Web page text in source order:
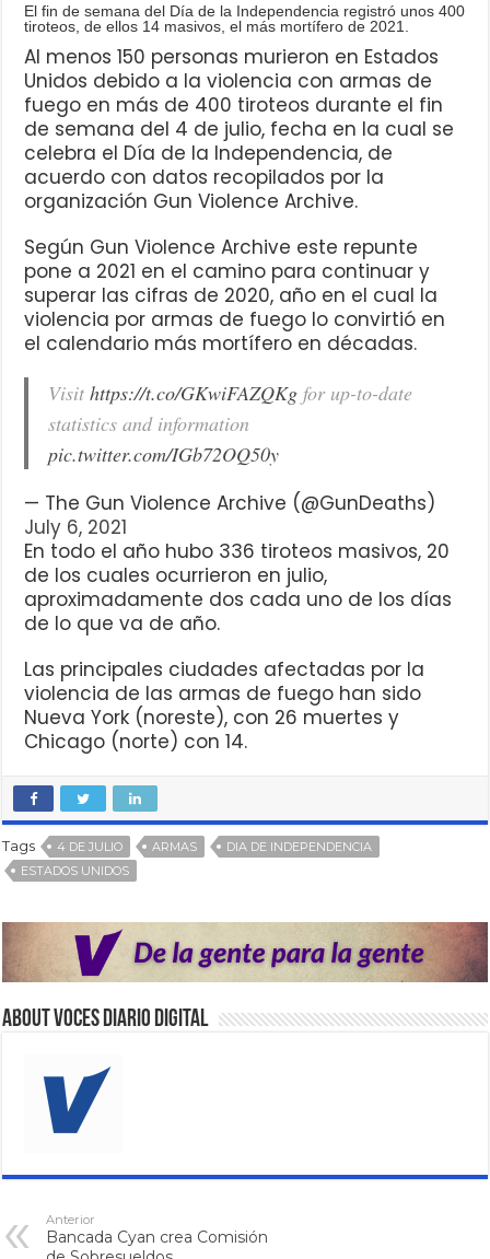
El fin de semana del Día de la Independencia registró unos 400
tiroteos, de ellos 14 masivos, el más mortífero de 2021.
Al menos 150 personas murieron en Estados
Unidos debido a la violencia con armas de
fuego en más de 400 tiroteos durante el fin
de semana del 4 de julio, fecha en la cual se
celebra el Día de la Independencia, de
acuerdo con datos recopilados por la
organización Gun Violence Archive.
Según Gun Violence Archive este repunte
pone a 2021 en el camino para continuar y
superar las cifras de 2020, año en el cual la
violencia por armas de fuego lo convirtió en
el calendario más mortífero en décadas.
Visithttps://t.co/GKwiFAZQKg for up-to-date
statistics and information
pic.twitter.com/IGb72OQ50y
— The Gun Violence Archive (@GunDeaths)
July 6, 2021
En todo el año hubo 336 tiroteos masivos, 20
de los cuales ocurrieron en julio,
aproximadamente dos cada uno de los días
de lo que va de año.
Las principales ciudades afectadas por la
violencia de las armas de fuego han sido
Nueva York (noreste), con 26 muertes y
Chicago (norte) con 14.
Tags 4 DE JULIO ARMAS
DIA DE INDEPENDENCIA
ESTADOS UNIDOS
About VOCES Diario digital
Anterior
Bancada Cyan crea Comisión